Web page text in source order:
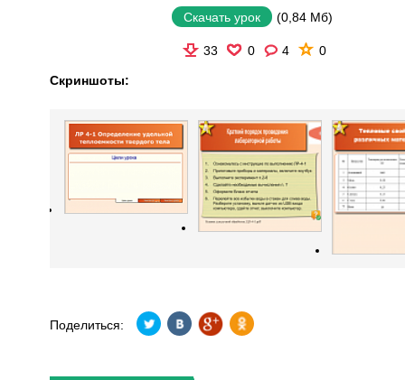
Скачать урок (0,84 Мб)
33 0 4 0
Скриншоты:
Поделиться: